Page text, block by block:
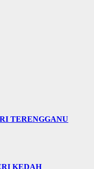
TERENGGANU
KEDAH